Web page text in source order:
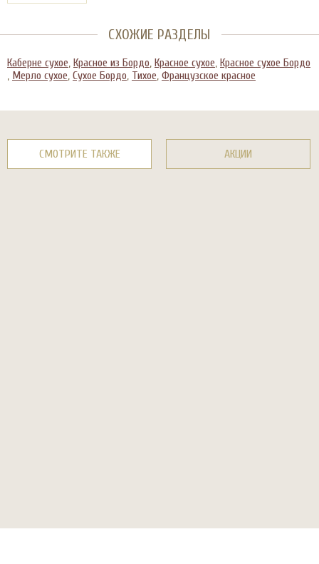
СХОЖИЕ РАЗДЕЛЫ
Каберне сухое, Красное из Бордо, Красное сухое, Красное сухое Бордо
, Мерло сухое, Сухое Бордо, Тихое, Французское красное
СМОТРИТЕ ТАКЖЕ АКЦИИ